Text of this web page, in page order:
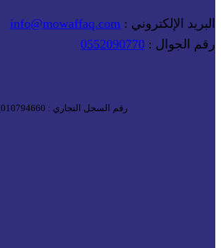
البريد الإلكتروني : info@mowaffaq.com
رقم الجوال : 0552090770
رقم السجل التجاري : 1010794660